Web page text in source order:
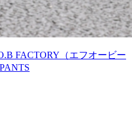
FACTORY（エフオービー